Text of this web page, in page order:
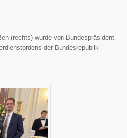
(rechts) wurde von Bundespräsident
der Bundesrepublik